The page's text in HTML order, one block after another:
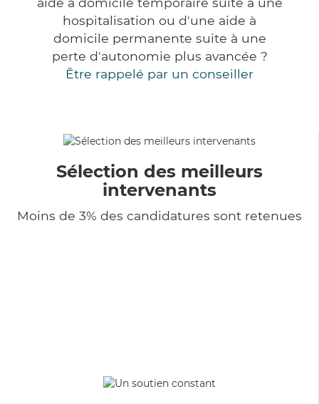
hospitalisation ou d'une aide à
domicile permanente suite à une
perte d'autonomie plus avancée ?
Être rappelé par un conseiller
Sélection des meilleurs
intervenants
Moins de 3% des candidatures sont retenues